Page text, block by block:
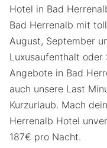
Hotel in Bad
Bad Herrenalb mit
August, September
Luxusaufenthalt
Angebote in Bad
auch unsere Last
Kurzurlaub. Mach
Herrenalb Hotel
187€ pro Nacht.